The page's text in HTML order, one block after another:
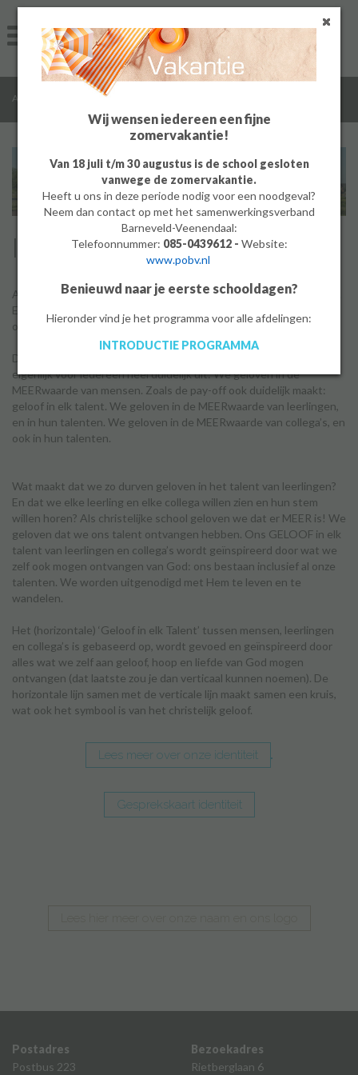
Wij wensen iedereen een fijne
zomervakantie!
Van 18 juli t/m 30 augustus is de school gesloten
vanwege de zomervakantie.
Heeft u ons in deze periode nodig voor een noodgeval?
Neem dan contact op met het samenwerkingsverband
Barneveld-Veenendaal:
Telefoonnummer: 085-0439612 - Website:
www.pobv.nl
Benieuwd naar je eerste schooldagen?
Hieronder vind je het programma voor alle afdelingen:
INTRODUCTIE PROGRAMMA
Algemeen
Groep 8
PrO
Inloggen
Algemeen Algemene informatie
Identiteit
Als je naar De Meerwaarde toe komt, zie je al snel ergens ons logo.
Een veelkleurig logo met jonge mensen in ontwikkeling. Met
onderaan de pay-off ‘Geloof in elk Talent!’.
Dit logo vertelt al veel over onze identiteit. Het eerste springt er
eigenlijk voor iedereen heel duidelijk uit: We geloven in de
MEERwaarde van mensen. Zoals de pay-off ook duidelijk maakt:
geloof in elk talent. We geloven in de MEERwaarde van leerlingen,
en in hun talenten. We geloven in de MEERwaarde van collega’s, en
ook in hun talenten.
Wat maakt dat we zo durven geloven in het talent van leerlingen?
En dat we elke leerling en elke collega willen zien en hun stem
willen horen? Als christelijke school geloven we dat er MEER is! We
geloven dat we ons talent ontvangen hebben. Ons GELOOF in elk
talent van leerlingen en collega’s wordt geïnspireerd door wat we
zelf ook mogen ontvangen van God: ons bestaan inclusief al onze
talenten. We worden uitgenodigd met Hem te leven en te
wandelen.
Het (horizontale) ‘Geloof in elk Talent’ tussen mensen, leerlingen
en collega’s is gebaseerd op, wordt gevoed en geïnspireerd door
alles wat we zelf aan geloof, hoop en liefde van God mogen
ontvangen (dat laatste zou je dan verticaal kunnen noemen). De
horizontale lijn samen met de verticale lijn maakt samen een kruis,
wat ook het symbool is van het christelijk geloof.
Lees meer over onze identiteit
Gesprekskaart identiteit
Postadres
Postbus 223
Bezoekadres
Rietberglaan 6